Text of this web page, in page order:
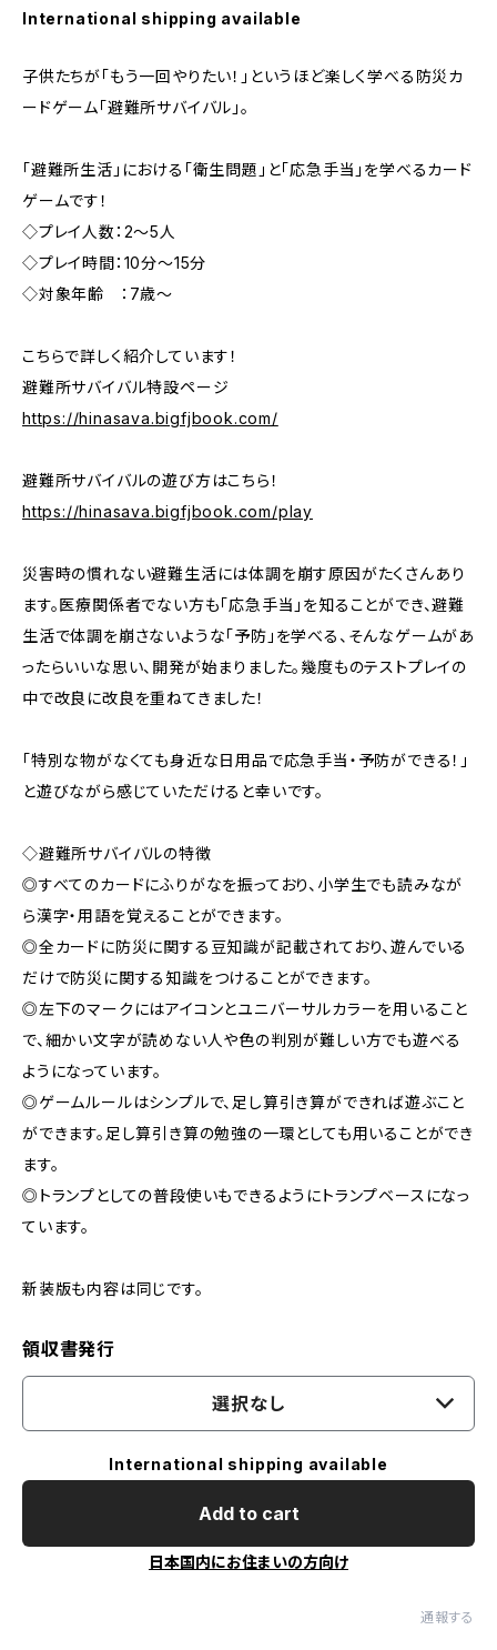
International shipping available
子供たちが「もう一回やりたい！」というほど楽しく学べる防災カ
ードゲーム「避難所サバイバル」。
「避難所生活」における「衛生問題」と「応急手当」を学べるカード
ゲームです！
◇プレイ人数：2～5人
◇プレイ時間：10分～15分
◇対象年齢 ：7歳～
こちらで詳しく紹介しています！
避難所サバイバル特設ページ
https://hinasava.bigfjbook.com/
避難所サバイバルの遊び方はこちら！
https://hinasava.bigfjbook.com/play
災害時の慣れない避難生活には体調を崩す原因がたくさんあり
ます。医療関係者でない方も「応急手当」を知ることができ、避難
生活で体調を崩さないような「予防」を学べる、そんなゲームがあ
ったらいいな思い、開発が始まりました。幾度ものテストプレイの
中で改良に改良を重ねてきました！
「特別な物がなくても身近な日用品で応急手当・予防ができる！」
と遊びながら感じていただけると幸いです。
◇避難所サバイバルの特徴
◎すべてのカードにふりがなを振っており、小学生でも読みなが
ら漢字・用語を覚えることができます。
◎全カードに防災に関する豆知識が記載されており、遊んでいる
だけで防災に関する知識をつけることができます。
◎左下のマークにはアイコンとユニバーサルカラーを用いること
で、細かい文字が読めない人や色の判別が難しい方でも遊べる
ようになっています。
◎ゲームルールはシンプルで、足し算引き算ができれば遊ぶこと
ができます。足し算引き算の勉強の一環としても用いることができ
ます。
◎トランプとしての普段使いもできるようにトランプベースになっ
ています。
新装版も内容は同じです。
領収書発行
選択なし
International shipping available
Add to cart
日本国内にお住まいの方向け
通報する